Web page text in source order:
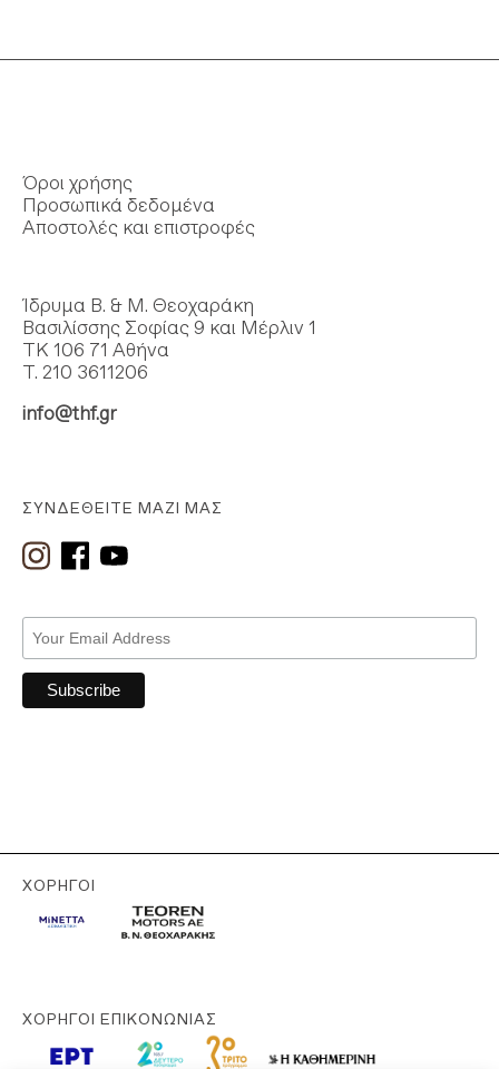
Όροι χρήσης
Προσωπικά δεδομένα
Αποστολές και επιστροφές
ΣΥΝΔΕΘΕΊΤΕ ΜΑΖΊ ΜΑΣ
Ίδρυμα Β. & Μ. Θεοχαράκη
Βασιλίσσης Σοφίας 9 και Μέρλιν 1
ΤΚ 106 71 Αθήνα
Τ. 210 3611206
info@thf.gr
ΧΟΡΗΓΟΊ
ΧΟΡΗΓΟΊ ΕΠΙΚΟΝΩΝΊΑΣ